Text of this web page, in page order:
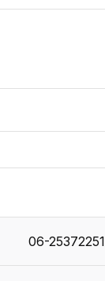
06-25372251